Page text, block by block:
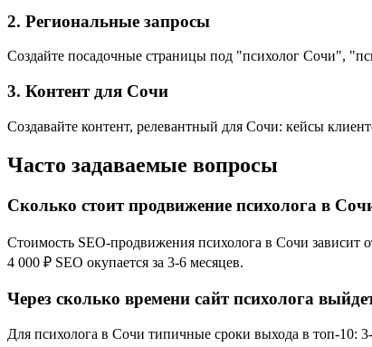
2. Региональные запросы
Создайте посадочные страницы под "психолог Сочи",
3. Контент для Сочи
Создавайте контент, релевантный для Сочи: кейсы
Часто задаваемые вопросы
Сколько стоит продвижение психолога в
Стоимость SEO-продвижения психолога в Сочи зависит
4 000 ₽ SEO окупается за 3-6 месяцев.
Через сколько времени сайт психолога
Для психолога в Сочи типичные сроки выхода в топ-10: